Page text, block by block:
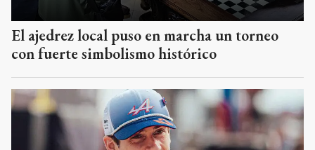
El ajedrez local puso en marcha un torneo
con fuerte simbolismo histórico